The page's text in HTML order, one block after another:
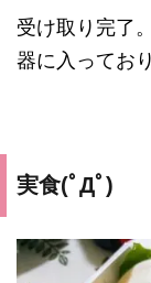
受け取り完了
器に入ってお
実食(ﾟДﾟ)